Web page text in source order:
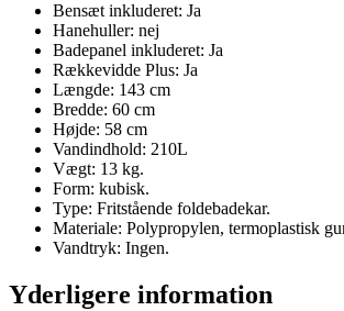
Bensæt inkluderet: Ja
Hanehuller: nej
Badepanel inkluderet: Ja
Rækkevidde Plus: Ja
Længde: 143 cm
Bredde: 60 cm
Højde: 58 cm
Vandindhold: 210L
Vægt: 13 kg.
Form: kubisk.
Type: Fritstående foldebadekar.
Materiale: Polypropylen, termoplastisk
Vandtryk: Ingen.
Yderligere information